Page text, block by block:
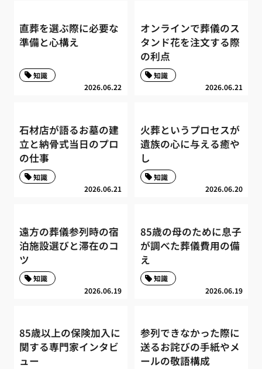
直葬を選ぶ際に必要な
準備と心構え
2026.06.22
知識
オンラインで葬儀のス
タンド花を注文する際
の利点
2026.06.21
知識
石材店が語るお墓の建
立と納骨式当日のプロ
の仕事
2026.06.21
知識
火葬というプロセスが
遺族の心に与える癒や
し
2026.06.20
知識
遠方の葬儀参列時の宿
泊施設選びと滞在のコ
ツ
2026.06.19
知識
85歳の母のために息子
が調べた葬儀費用の備
え
2026.06.19
知識
85歳以上の保険加入に
関する専門家インタビ
ュー
参列できなかった際に
送るお詫びの手紙やメ
ールの敬語構成